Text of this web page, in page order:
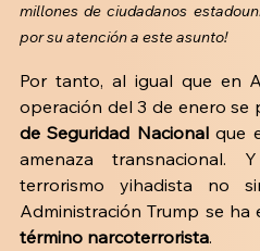
millones de ciudadanos
por su atención a este asunto!
Por tanto, al igual que en
operación del 3 de enero se
de Seguridad Nacional que
amenaza
terrorismo yihadista no
Administración Trump se ha
término narcoterrorista.